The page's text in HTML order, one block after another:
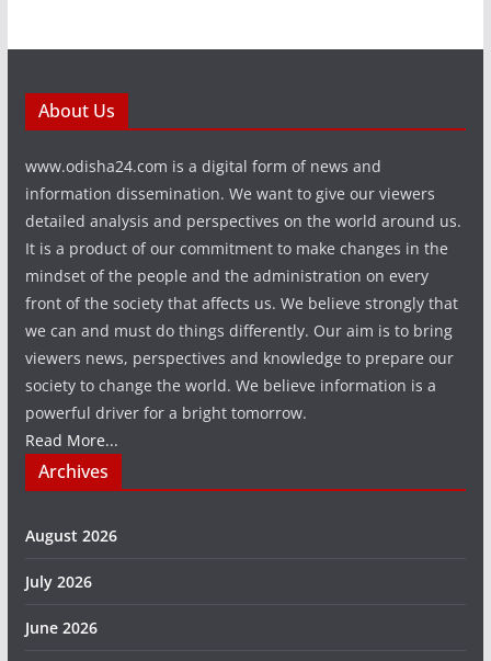
About Us
www.odisha24.com is a digital form of news and
information dissemination. We want to give our viewers
detailed analysis and perspectives on the world around us.
It is a product of our commitment to make changes in the
mindset of the people and the administration on every
front of the society that affects us. We believe strongly that
we can and must do things differently. Our aim is to bring
viewers news, perspectives and knowledge to prepare our
society to change the world. We believe information is a
powerful driver for a bright tomorrow.
Read More...
Archives
August 2026
July 2026
June 2026